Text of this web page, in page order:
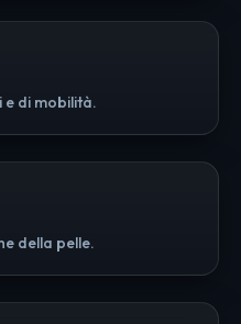
di mobilità.
della pelle.